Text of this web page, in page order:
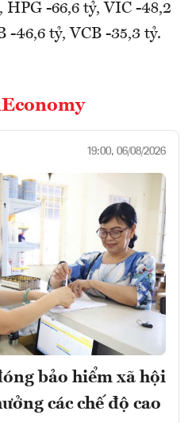
HPG -66,6 tỷ, VIC -48,2
-46,6 tỷ, VCB -35,3 tỷ.
19:00, 06/08/2026
bảo hiểm xã hội
các chế độ cao